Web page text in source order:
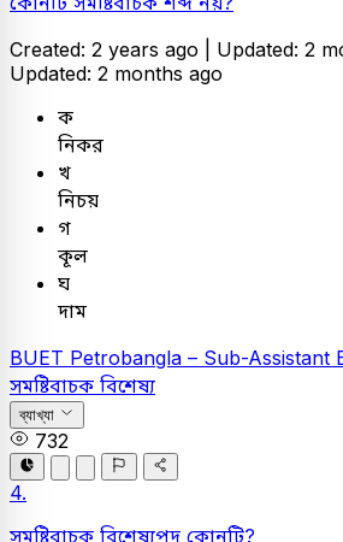
Created: 2 years ago | Updated: 2
Updated: 2 months ago
ক
নিকর
খ
নিচয়
গ
কূল
ঘ
দাম
BUET Petrobangla – Sub-Assistant
সমষ্টিবাচক বিশেষ্য
ব্যাখ্যা
732
4.
সমষ্টিবাচক বিশেষ্যপদ কোনটি?